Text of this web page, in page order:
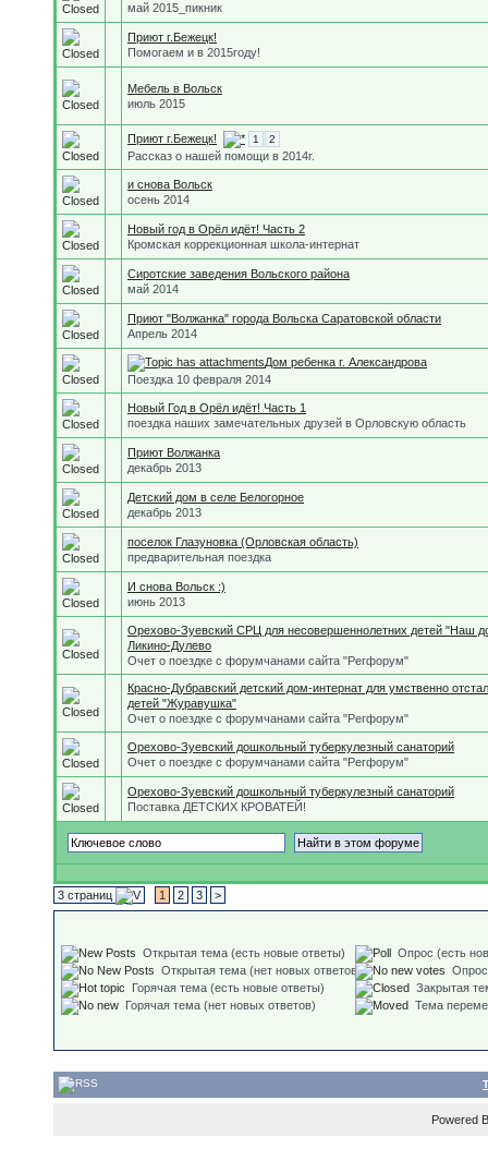
май 2015_пикник
Приют г.Бежецк!
Помогаем и в 2015году!
Мебель в Вольск
июль 2015
Приют г.Бежецк! 1 2
Рассказ о нашей помощи в 2014г.
и снова Вольск
осень 2014
Новый год в Орёл идёт! Часть 2
Кромская коррекционная школа-интернат
Сиротские заведения Вольского района
май 2014
Приют "Волжанка" города Вольска Саратовской области
Апрель 2014
Дом ребенка г. Александрова
Поездка 10 февраля 2014
Новый Год в Орёл идёт! Часть 1
поездка наших замечательных друзей в Орловскую область
Приют Волжанка
декабрь 2013
Детский дом в селе Белогорное
декабрь 2013
поселок Глазуновка (Орловская область)
предварительная поездка
И снова Вольск :)
июнь 2013
Орехово-Зуевский СРЦ для несовершеннолетних детей "Наш
Ликино-Дулево
Очет о поездке с форумчанами сайта "Регфорум"
Красно-Дубравский детский дом-интернат для умственно
детей "Журавушка"
Очет о поездке с форумчанами сайта "Регфорум"
Орехово-Зуевский дошкольный туберкулезный санаторий
Очет о поездке с форумчанами сайта "Регфорум"
Орехово-Зуевский дошкольный туберкулезный санаторий
Поставка ДЕТСКИХ КРОВАТЕЙ!
3 страниц 1 2 3 >
Открытая тема (есть новые ответы)
Открытая тема (нет новых ответов)
Горячая тема (есть новые ответы)
Горячая тема (нет новых ответов)
Опрос (есть
Опрос
Закрытая
Тема
Powered